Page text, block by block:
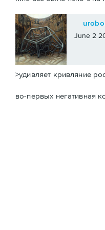
June 2
>удивляет кривляние
во-первых негативная